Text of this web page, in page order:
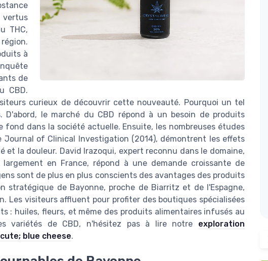
THC,
à
de
CBD.
curieux de découvrir cette nouveauté. Pourquoi un tel
D'abord, le marché du CBD répond à un besoin de produits
dans la société actuelle. Ensuite, les nombreuses études
Journal of Clinical Investigation (2014), démontrent les effets
la douleur. David Irazoqui, expert reconnu dans le domaine,
en France, répond à une demande croissante de
sont de plus en plus conscients des avantages des produits
stratégique de Bayonne, proche de Biarritz et de l'Espagne,
Les visiteurs affluent pour profiter des boutiques spécialisées
: huiles, fleurs, et même des produits alimentaires infusés au
variétés de CBD, n'hésitez pas à lire notre exploration
blue cheese.